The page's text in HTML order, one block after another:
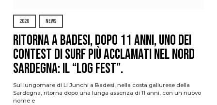
2026 NEWS
Ritorna a Badesi, dopo 11 anni, uno dei
contest di surf più acclamati nel nord
Sardegna: il “Log Fest”.
Sul lungomare di Li Junchi a Badesi, nella costa gallurese della
Sardegna, ritorna dopo una lunga assenza di 11 anni, con un nuovo
nome e